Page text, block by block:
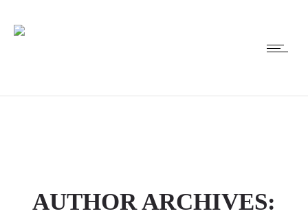
AUTHOR ARCHIVES: